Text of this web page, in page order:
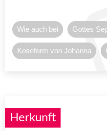
Wie auch bei Gottes
Koseform von Johanna
Herkunft